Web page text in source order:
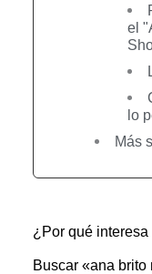
el
lo
Más
¿Por qué
Buscar «ana